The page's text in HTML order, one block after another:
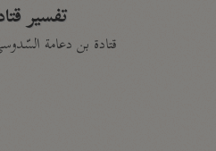
تفسير
قتادة بن دعامة السّدوسيّ